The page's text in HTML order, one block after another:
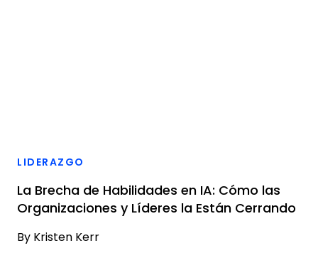
LIDERAZGO
La Brecha de Habilidades en IA: Cómo las
Organizaciones y Líderes la Están Cerrando
By Kristen Kerr